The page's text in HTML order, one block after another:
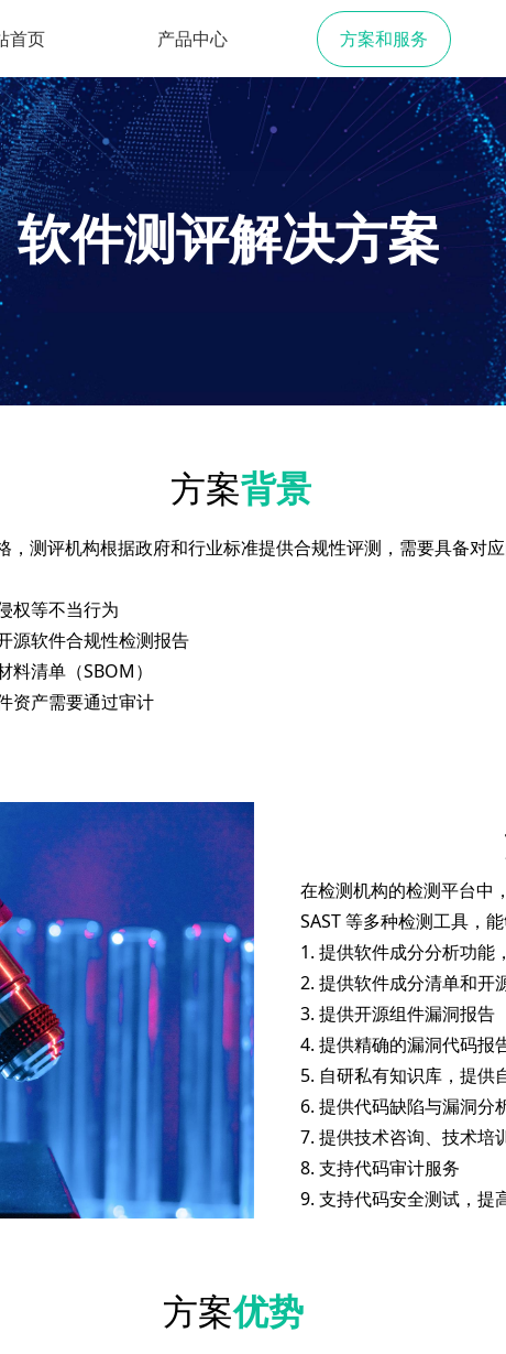
首页 产品中心 方案和服务
软件测评解决方案
方案背景
测评机构根据政府和行业标准提供合规性评测，需要具备对应
权等不当行为
源软件合规性检测报告
清单（SBOM）
资产需要通过审计
方案优势
在检测机构的检测平台中
SAST 等多种检测工具，
1. 提供软件成分分析功能
2. 提供软件成分清单和开
3. 提供开源组件漏洞报告
4. 提供精确的漏洞代码报
5. 自研私有知识库，提供
6. 提供代码缺陷与漏洞分
7. 提供技术咨询、技术培
8. 支持代码审计服务
9. 支持代码安全测试，提